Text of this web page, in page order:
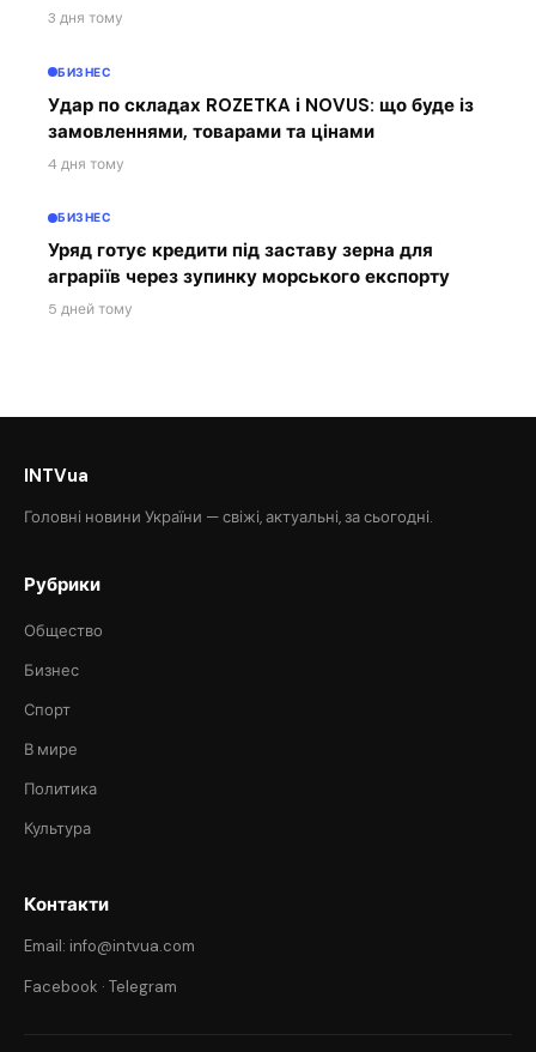
3 дня тому
БИЗНЕС
Удар по складах ROZETKA і NOVUS: що буде із
замовленнями, товарами та цінами
4 дня тому
БИЗНЕС
Уряд готує кредити під заставу зерна для
аграріїв через зупинку морського експорту
5 дней тому
INTVua
Головні новини України — свіжі, актуальні, за сьогодні.
Рубрики
Общество
Бизнес
Спорт
В мире
Политика
Культура
Контакти
Email: info@intvua.com
Facebook · Telegram